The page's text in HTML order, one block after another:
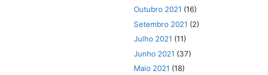
Outubro 2021 (16)
Setembro 2021 (2)
Julho 2021 (11)
Junho 2021 (37)
Maio 2021 (18)